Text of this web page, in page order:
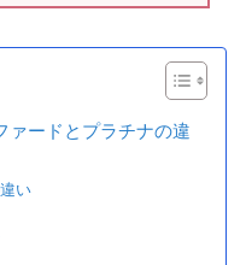
ァードとプラチナの違
い